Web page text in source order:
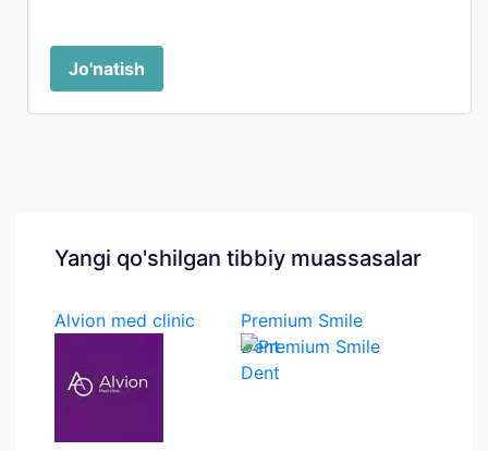
Jo'natish
Yangi qo'shilgan tibbiy muassasalar
Alvion med clinic
Premium Smile
Dent